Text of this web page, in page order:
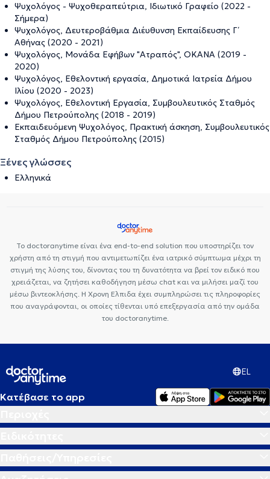
Ψυχολόγος - Ψυχοθεραπεύτρια, Ιδιωτικό Γραφείο (2022 -
Σήμερα)
Ψυχολόγος, Δευτεροβάθμια Διέυθυνση Εκπαίδευσης Γ΄
Αθήνας (2020 - 2021)
Ψυχολόγος, Μονάδα Εφήβων "Ατραπός", ΟΚΑΝΑ (2019 -
2020)
Ψυχολόγος, Εθελοντική εργασία, Δημοτικά Ιατρεία Δήμου
Ιλίου (2020 - 2023)
Ψυχολόγος, Εθελοντική Εργασία, Συμβουλευτικός Σταθμός
Δήμου Πετρούπολης (2018 - 2019)
Εκπαιδευόμενη Ψυχολόγος, Πρακτική άσκηση, Συμβουλευτικός
Σταθμός Δήμου Πετρούπολης (2015)
Ξένες γλώσσες
Ελληνικά
Το doctoranytime είναι ένα end-to-end solution που υποστηρίζει τον
χρήστη από τη στιγμή που αντιμετωπίζει ένα ιατρικό σύμπτωμα μέχρι τη
στιγμή της λύσης του, δίνοντας του τη δυνατότητα να βρεί τον ειδικό που
χρειάζεται, να ζητήσει καθοδήγηση μέσω chat και να μιλήσει μαζί του
μέσω βιντεοκλήσης. Η Χρονη Ελπιδα έχει συμπληρώσει τις πληροφορίες
που αναγράφονται, οι οποίες τίθενται υπό επεξεργασία από την ομάδα
του doctoranytime.
EL
Κατέβασε το app